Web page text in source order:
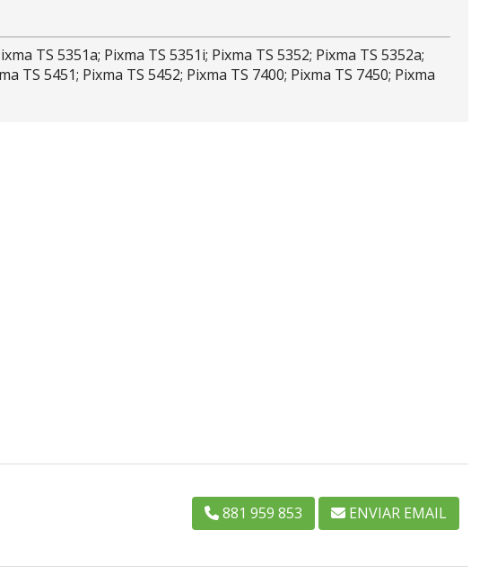
TS 5351a; Pixma TS 5351i; Pixma TS 5352; Pixma TS 5352a;
TS 5451; Pixma TS 5452; Pixma TS 7400; Pixma TS 7450; Pixma
881 959 853 ENVIAR EMAIL